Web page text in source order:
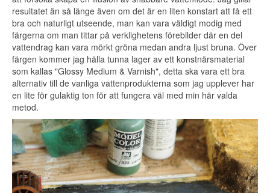
resultatet än så länge även om det är en liten konstart att få ett
bra och naturligt utseende, man kan vara väldigt modig med
färgerna om man tittar på verklighetens förebilder där en del
vattendrag kan vara mörkt gröna medan andra ljust bruna. Över
färgen kommer jag hälla tunna lager av ett konstnärsmaterial
som kallas "Glossy Medium & Varnish", detta ska vara ett bra
alternativ till de vanliga vattenprodukterna som jag upplever har
en lite för gulaktig ton för att fungera väl med min här valda
metod.